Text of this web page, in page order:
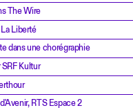
The Wire
Liberté
dans une chorégraphie
Kultur
RTS Espace 2